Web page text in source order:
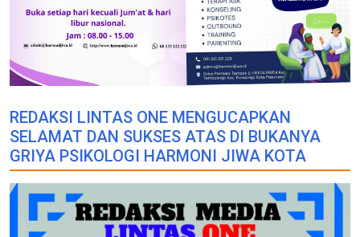
REDAKSI LINTAS ONE MENGUCAPKAN
SELAMAT DAN SUKSES ATAS DI BUKANYA
GRIYA PSIKOLOGI HARMONI JIWA KOTA